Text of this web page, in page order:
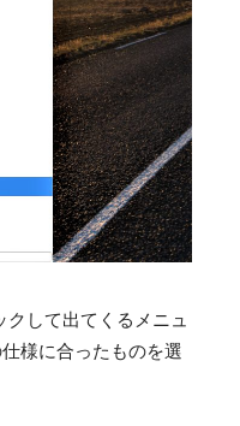
して出てくるメニュ
様に合ったものを選